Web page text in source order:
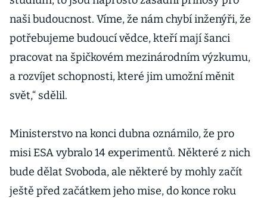
naši budoucnost. Víme, že nám chybí inženýři, že
potřebujeme budoucí vědce, kteří mají šanci
pracovat na špičkovém mezinárodním výzkumu,
a rozvíjet schopnosti, které jim umožní měnit
svět,“ sdělil.
Ministerstvo na konci dubna oznámilo, že pro
misi ESA vybralo 14 experimentů. Některé z nich
bude dělat Svoboda, ale některé by mohly začít
ještě před začátkem jeho mise, do konce roku